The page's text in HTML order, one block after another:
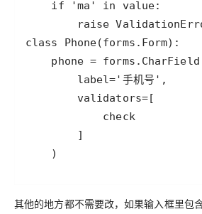
    )
其他的地方都不需要改，如果输入框里包